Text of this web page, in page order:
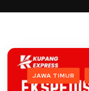
JAWA TIMUR